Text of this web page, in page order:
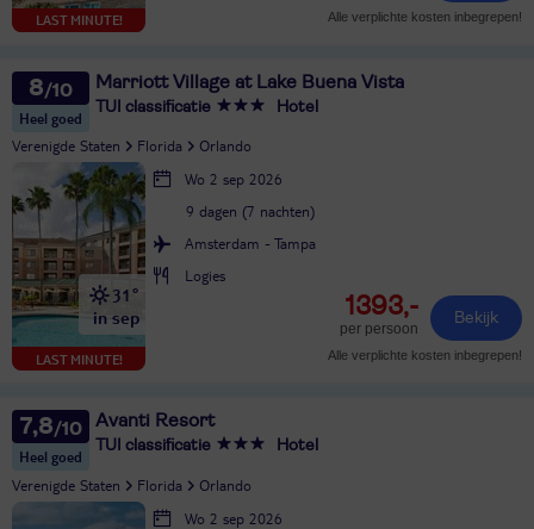
LAST MINUTE! Alle verplichte kosten inbegrepen!
8
Heel goed
Marriott Village at Lake Buena Vista
TUI classificatie Hotel
Verenigde Staten Florida Orlando
LAST MINUTE!
31°
in sep
Wo 2 sep 2026
9 dagen (7 nachten)
Amsterdam - Tampa
Logies
1393,-
per persoon
Bekijk
Alle verplichte kosten inbegrepen!
7,8
Heel goed
Avanti Resort
TUI classificatie Hotel
Verenigde Staten Florida Orlando
Wo 2 sep 2026